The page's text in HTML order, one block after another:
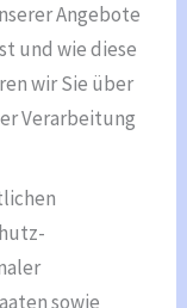
Angebote
und wie diese
wir Sie über
Verarbeitung
sowie